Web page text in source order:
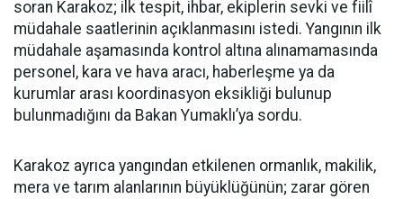
soran Karakoz; ilk tespit, ihbar, ekiplerin sevki ve fiilî
müdahale saatlerinin açıklanmasını istedi. Yangının ilk
müdahale aşamasında kontrol altına alınamamasında
personel, kara ve hava aracı, haberleşme ya da
kurumlar arası koordinasyon eksikliği bulunup
bulunmadığını da Bakan Yumaklı’ya sordu.
Karakoz ayrıca yangından etkilenen ormanlık, makilik,
mera ve tarım alanlarının büyüklüğünün; zarar gören